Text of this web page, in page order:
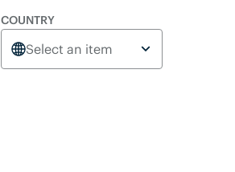
COUNTRY
Select an item